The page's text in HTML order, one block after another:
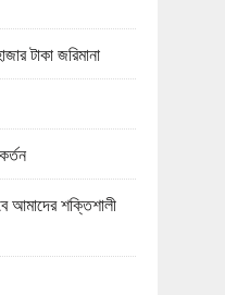
টাকা জরিমানা
আমাদের শক্তিশালী